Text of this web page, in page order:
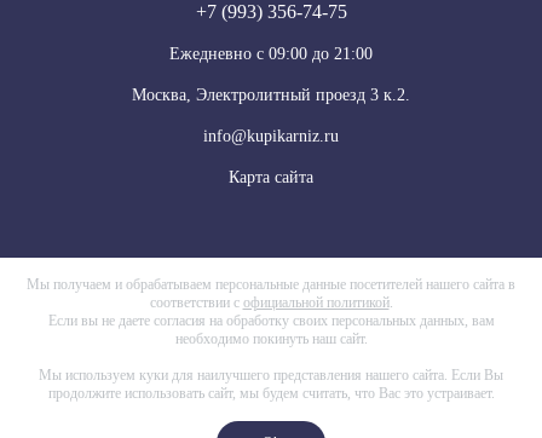
+7 (993) 356-74-75
Eжедневно с 09:00 до 21:00
Москва, Электролитный проезд 3 к.2.
info@kupikarniz.ru
Карта сайта
Мы получаем и обрабатываем персональные данные посетителей нашего сайта в
соответствии с официальной политикой.
Если вы не даете согласия на обработку своих персональных данных, вам
необходимо покинуть наш сайт.
Мы используем куки для наилучшего представления нашего сайта. Если Вы
продолжите использовать сайт, мы будем считать, что Вас это устраивает.